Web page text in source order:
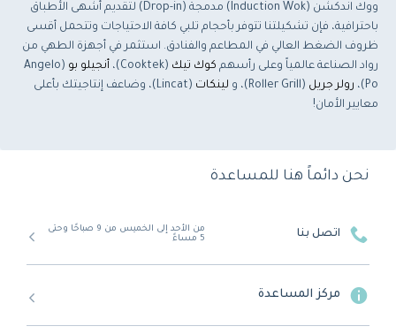
ووك اندكشن (Induction Wok) مدمجة (Drop-in) لتقديم أشهى الأطباق
باحترافية، فإن تشكيلتنا تتوفر بأحجام تلبي كافة الاحتياجات وتتحمل أقسى
ظروف الضغط العالي في المطاعم والفنادق. استثمر في أجهزة الطهي من
رواد الصناعة عالمياً وعلى رأسهم كوك تيك (Cooktek)، أنجيلو بو
(Angelo
Po)،
رولر جريل (Roller Grill)، و لينكات
(Lincat)، وضاعف إنتاجيتك بأعلى
معايير الأمان!
نحن دائماً هنا للمساعدة
اتصل بنا
من الأحد إلى الخميس من 9 صباحًا وحتى
5 مساءً
مركز المساعدة